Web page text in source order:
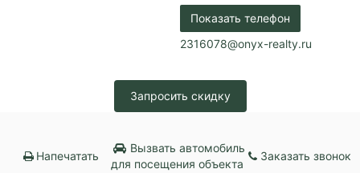
Показать телефон
2316078@onyx-realty.ru
Запросить скидку
Напечатать
Вызвать автомобиль
для посещения объекта
Заказать звонок